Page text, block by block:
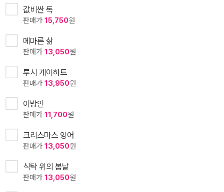
값비싼 독
판매가 15,750원
메마른 삶
판매가 13,050원
루시 게이하트
판매가 13,950원
이방인
판매가 11,700원
크리스마스 잉어
판매가 13,050원
식탁 위의 봄날
판매가 13,050원